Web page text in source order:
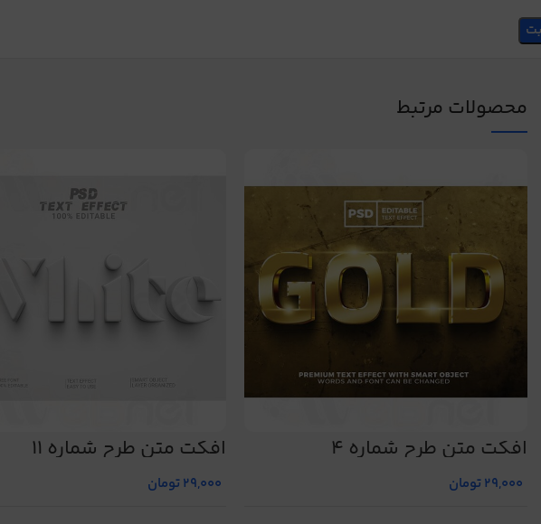
محصولات مرتبط
افکت متن طرح شماره 4
29,000تومان
افکت متن طرح شماره 11
29,000تومان